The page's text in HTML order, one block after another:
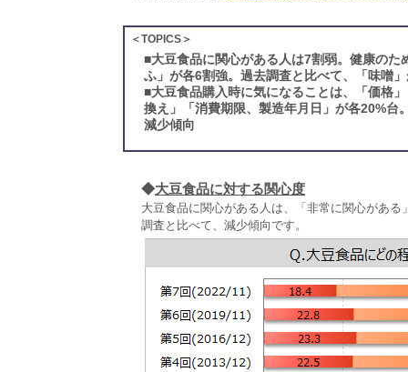
＜TOPICS＞
■大豆食品に関心がある人は7割弱。健康の
ふ」が各6割強。過去調査と比べて、「味噌
■大豆食品購入時に気になることは、「価格
換え」「消費期限、製造年月日」が各20%台
減少傾向
◆大豆食品に対する関心度
大豆食品に関心がある人は、「非常に関心があ
調査と比べて、減少傾向です。